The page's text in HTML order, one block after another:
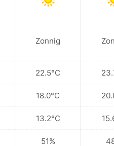
Zonnig
22.5°C
18.0°C
13.2°C
51%